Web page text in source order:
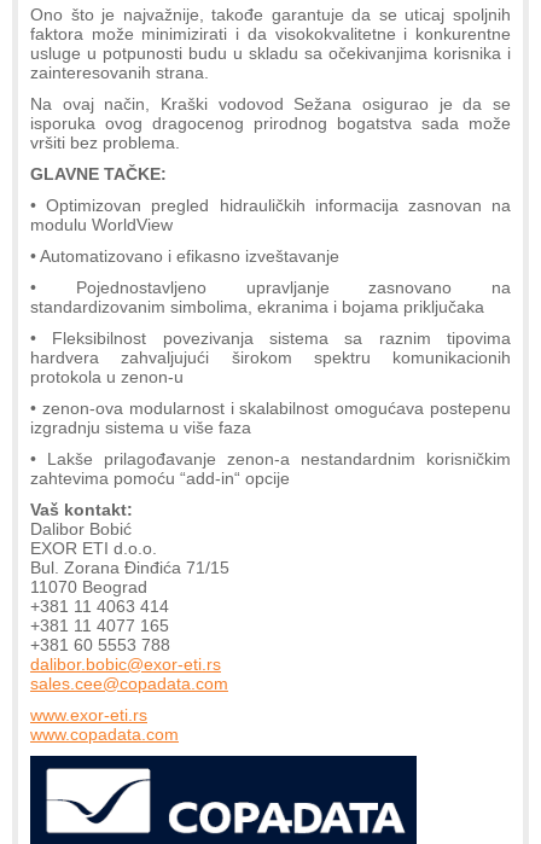
Ono što je najvažnije, takođe garantuje da se uticaj spoljnih
faktora može minimizirati i da visokokvalitetne i konkurentne
usluge u potpunosti budu u skladu sa očekivanjima korisnika i
zainteresovanih strana.
Na ovaj način, Kraški vodovod Sežana osigurao je da se
isporuka ovog dragocenog prirodnog bogatstva sada može
vršiti bez problema.
GLAVNE TAČKE:
• Optimizovan pregled hidrauličkih informacija zasnovan na
modulu WorldView
• Automatizovano i efikasno izveštavanje
• Pojednostavljeno upravljanje zasnovano na
standardizovanim simbolima, ekranima i bojama priključaka
• Fleksibilnost povezivanja sistema sa raznim tipovima
hardvera zahvaljujući širokom spektru komunikacionih
protokola u zenon-u
• zenon-ova modularnost i skalabilnost omogućava postepenu
izgradnju sistema u više faza
• Lakše prilagođavanje zenon-a nestandardnim korisničkim
zahtevima pomoću “add-in“ opcije
Vaš kontakt:
Dalibor Bobić
EXOR ETI d.o.o.
Bul. Zorana Đinđića 71/15
11070 Beograd
+381 11 4063 414
+381 11 4077 165
+381 60 5553 788
dalibor.bobic@exor-eti.rs
sales.cee@copadata.com
www.exor-eti.rs
www.copadata.com